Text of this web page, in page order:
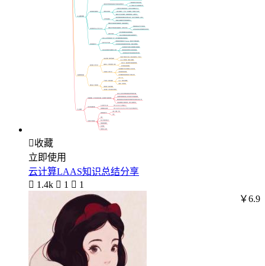
收藏
立即使用
云计算LAAS知识总结分享
 1.4k  1  1
￥6.9